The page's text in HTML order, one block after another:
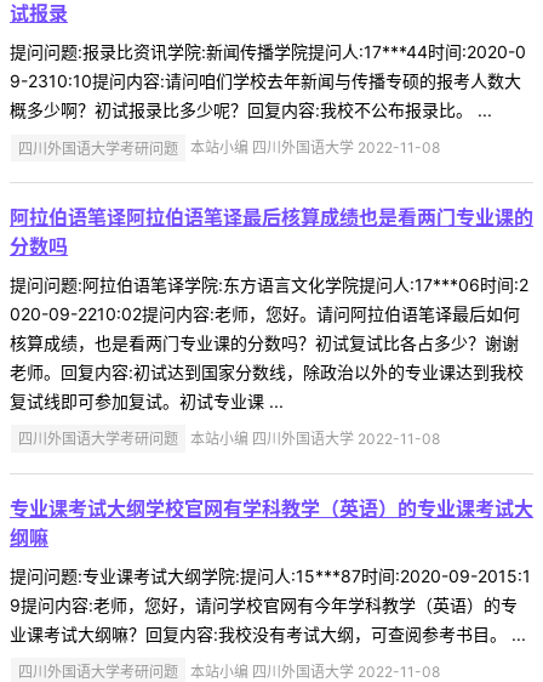
试报录
提问问题:报录比资讯学院:新闻传播学院提问人:17***44时间:2020-0
9-2310:10提问内容:请问咱们学校去年新闻与传播专硕的报考人数大
概多少啊？初试报录比多少呢？回复内容:我校不公布报录比。 ...
四川外国语大学考研问题 本站小编 四川外国语大学 2022-11-08
阿拉伯语笔译阿拉伯语笔译最后核算成绩也是看两门专业课的
分数吗
提问问题:阿拉伯语笔译学院:东方语言文化学院提问人:17***06时间:2
020-09-2210:02提问内容:老师，您好。请问阿拉伯语笔译最后如何
核算成绩，也是看两门专业课的分数吗？初试复试比各占多少？谢谢
老师。回复内容:初试达到国家分数线，除政治以外的专业课达到我校
复试线即可参加复试。初试专业课 ...
四川外国语大学考研问题 本站小编 四川外国语大学 2022-11-08
专业课考试大纲学校官网有学科教学（英语）的专业课考试大
纲嘛
提问问题:专业课考试大纲学院:提问人:15***87时间:2020-09-2015:1
9提问内容:老师，您好，请问学校官网有今年学科教学（英语）的专
业课考试大纲嘛？回复内容:我校没有考试大纲，可查阅参考书目。 ...
四川外国语大学考研问题 本站小编 四川外国语大学 2022-11-08